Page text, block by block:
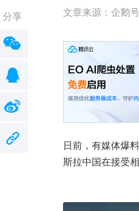
文章来源： 企鹅
日前，有媒体爆
斯拉中国在接受
分享